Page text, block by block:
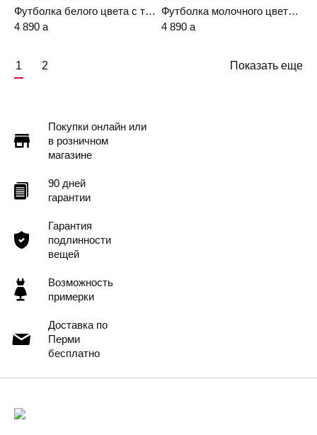
Футболка белого цвета с термоаппликацией из смесовой вискозы
4 890 a
Футболка молочного цвета из смесовой вискозы
4 890 a
1 2 Показать еще
Покупки онлайн или
в розничном
магазине
90 дней
гарантии
Гарантия
подлинности
вещей
Возможность
примерки
Доставка по
Перми
бесплатно